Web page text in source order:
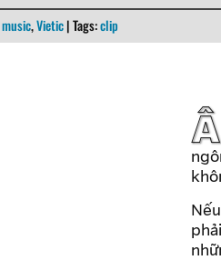
music,Vietic| Tags:clip
Âm nhạc cuối tuần, một bài hát mà tôi thích một thời… thích bởi cái tính “progressive” của nó,